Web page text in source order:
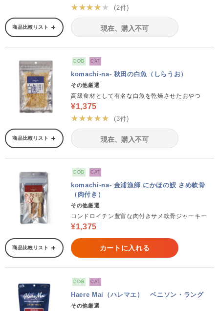
★★★★★
(2件)
商品比較リスト 現在、購入不可
DOG CAT
komachi-na- 秋田の白魚（しらうお）
その他厳選
高級食材として有名な白魚を乾燥させたおやつ
¥1,375
★★★★★
(3件)
商品比較リスト 現在、購入不可
DOG CAT
komachi-na- 金浦漁師 にかほの鮫 さめ軟骨
（肉付き）
その他厳選
コンドロイチン豊富な肉付きサメ軟骨ジャーキー
¥1,375
商品比較リスト カートに入れる
DOG CAT
Haere Mai（ハレマエ） ベニソン・ラング
その他厳選